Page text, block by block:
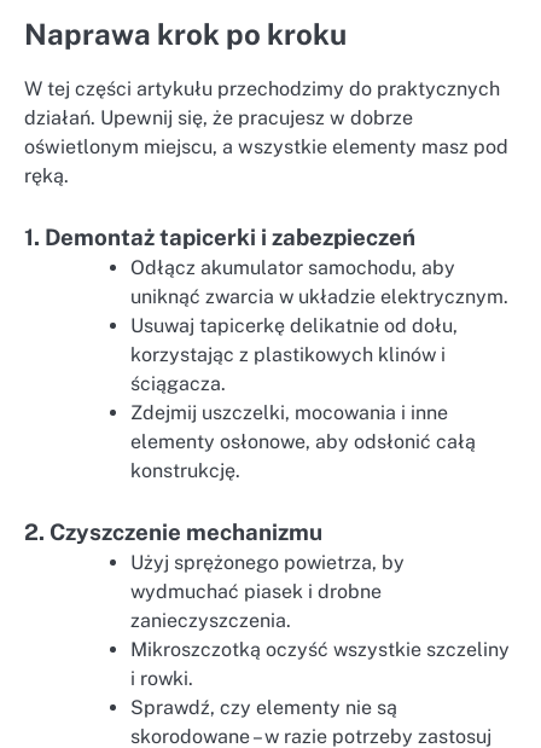
Naprawa krok po kroku
W tej części artykułu przechodzimy do praktycznych
działań. Upewnij się, że pracujesz w dobrze
oświetlonym miejscu, a wszystkie elementy masz pod
ręką.
1. Demontaż tapicerki i zabezpieczeń
Odłącz akumulator samochodu, aby
uniknąć zwarcia w układzie elektrycznym.
Usuwaj tapicerkę delikatnie od dołu,
korzystając z plastikowych klinów i
ściągacza.
Zdejmij uszczelki, mocowania i inne
elementy osłonowe, aby odsłonić całą
konstrukcję.
2. Czyszczenie mechanizmu
Użyj sprężonego powietrza, by
wydmuchać piasek i drobne
zanieczyszczenia.
Mikroszczotką oczyść wszystkie szczeliny
i rowki.
Sprawdź, czy elementy nie są
skorodowane – w razie potrzeby zastosuj